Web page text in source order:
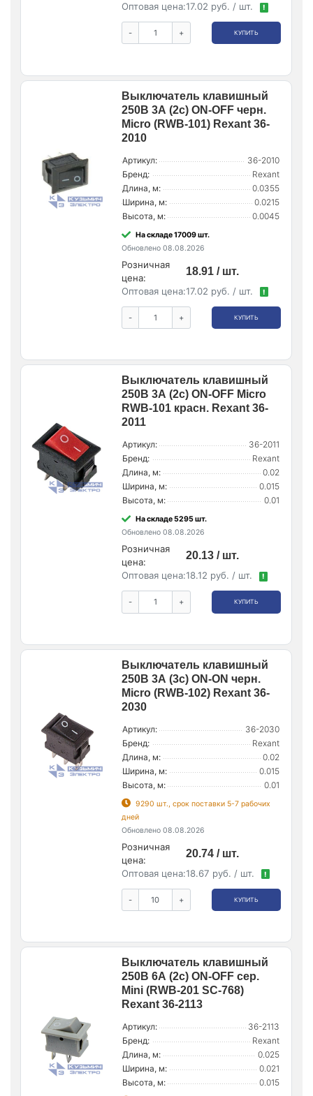
Оптовая цена:17.02 руб. / шт. !
- + КУПИТЬ
Выключатель клавишный
250В 3А (2с) ON-OFF черн.
Micro (RWB-101) Rexant 36-
2010
Артикул:
36-2010
Бренд:
Rexant
Длина, м:
0.0355
Ширина, м:
0.0215
Высота, м:
0.0045
На складе 17009 шт.
Обновлено 08.08.2026
Розничная
цена:
18.91 / шт.
Оптовая цена:17.02 руб. / шт. !
- + КУПИТЬ
Выключатель клавишный
250В 3А (2с) ON-OFF Micro
RWB-101 красн. Rexant 36-
2011
Артикул:
36-2011
Бренд:
Rexant
Длина, м:
0.02
Ширина, м:
0.015
Высота, м:
0.01
На складе 5295 шт.
Обновлено 08.08.2026
Розничная
цена:
20.13 / шт.
Оптовая цена:18.12 руб. / шт. !
- + КУПИТЬ
Выключатель клавишный
250В 3А (3с) ON-ON черн.
Micro (RWB-102) Rexant 36-
2030
Артикул:
36-2030
Бренд:
Rexant
Длина, м:
0.02
Ширина, м:
0.015
Высота, м:
0.01
9290 шт., срок поставки 5-7 рабочих
дней
Обновлено 08.08.2026
Розничная
цена:
20.74 / шт.
Оптовая цена:18.67 руб. / шт. !
- + КУПИТЬ
Выключатель клавишный
250В 6А (2с) ON-OFF сер.
Mini (RWB-201 SC-768)
Rexant 36-2113
Артикул:
36-2113
Бренд:
Rexant
Длина, м:
0.025
Ширина, м:
0.021
Высота, м:
0.015